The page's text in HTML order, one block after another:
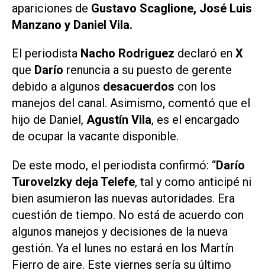
apariciones de Gustavo Scaglione, José Luis
Manzano y Daniel Vila.
El periodista Nacho Rodriguez declaró en X
que Darío renuncia a su puesto de gerente
debido a algunos desacuerdos con los
manejos del canal. Asimismo, comentó que el
hijo de Daniel, Agustín Vila, es el encargado
de ocupar la vacante disponible.
De este modo, el periodista confirmó: “Darío
Turovelzky deja Telefe, tal y como anticipé ni
bien asumieron las nuevas autoridades. Era
cuestión de tiempo. No está de acuerdo con
algunos manejos y decisiones de la nueva
gestión. Ya el lunes no estará en los Martín
Fierro de aire. Este viernes sería su último